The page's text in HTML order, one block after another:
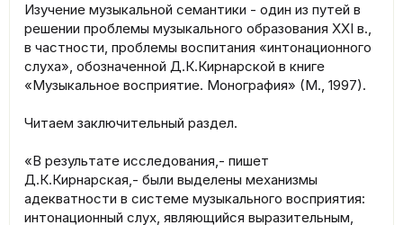
Изучение музыкальной семантики - один из путей в
решении проблемы музыкального образования XXI в.,
в частности, проблемы воспитания «интонационного
слуха», обозначенной Д.К.Кирнарской в книге
«Музыкальное восприятие. Монография» (М., 1997).
Читаем заключительный раздел.
«В результате исследования,- пишет
Д.К.Кирнарская,- были выделены механизмы
адекватности в системе музыкального восприятия:
интонационный слух, являющийся выразительным,